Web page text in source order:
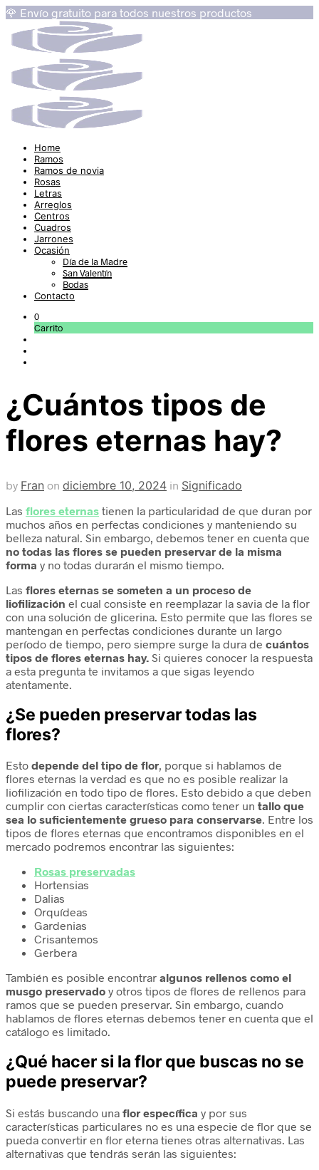
🌹 Envío gratuito para todos nuestros productos
Home
Ramos
Ramos de novia
Rosas
Letras
Arreglos
Centros
Cuadros
Jarrones
Ocasión
Día de la Madre
San Valentín
Bodas
Contacto
0
Carrito
¿Cuántos tipos de
flores eternas hay?
by Fran on diciembre 10, 2024 in Significado
Las flores eternas tienen la particularidad de que duran por
muchos años en perfectas condiciones y manteniendo su
belleza natural. Sin embargo, debemos tener en cuenta que
no todas las flores se pueden preservar de la misma
forma y no todas durarán el mismo tiempo.
Las flores eternas se someten a un proceso de
liofilización el cual consiste en reemplazar la savia de la flor
con una solución de glicerina. Esto permite que las flores se
mantengan en perfectas condiciones durante un largo
período de tiempo, pero siempre surge la dura de cuántos
tipos de flores eternas hay. Si quieres conocer la respuesta
a esta pregunta te invitamos a que sigas leyendo
atentamente.
¿Se pueden preservar todas las
flores?
Esto depende del tipo de flor, porque si hablamos de
flores eternas la verdad es que no es posible realizar la
liofilización en todo tipo de flores. Esto debido a que deben
cumplir con ciertas características como tener un tallo que
sea lo suficientemente grueso para conservarse. Entre los
tipos de flores eternas que encontramos disponibles en el
mercado podremos encontrar las siguientes:
Rosas preservadas
Hortensias
Dalias
Orquídeas
Gardenias
Crisantemos
Gerbera
También es posible encontrar algunos rellenos como el
musgo preservado y otros tipos de flores de rellenos para
ramos que se pueden preservar. Sin embargo, cuando
hablamos de flores eternas debemos tener en cuenta que el
catálogo es limitado.
¿Qué hacer si la flor que buscas no se
puede preservar?
Si estás buscando una flor específica y por sus
características particulares no es una especie de flor que se
pueda convertir en flor eterna tienes otras alternativas. Las
alternativas que tendrás serán las siguientes: